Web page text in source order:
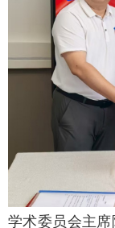
学术委员会主